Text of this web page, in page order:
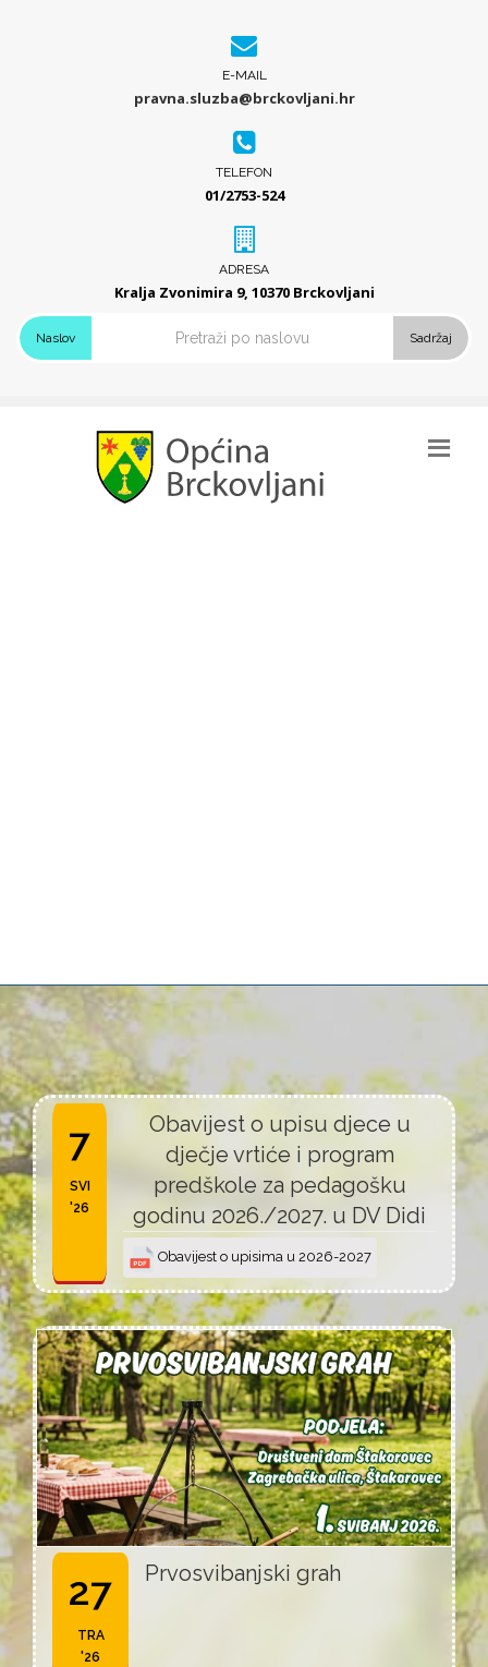
E-MAIL
pravna.sluzba@brckovljani.hr
TELEFON
01/2753-524
ADRESA
Kralja Zvonimira 9, 10370 Brckovljani
Naslov Sadržaj
7
SVI
'26
Obavijest o upisu djece u
dječje vrtiće i program
predškole za pedagošku
godinu 2026./2027. u DV Didi
Obavijest o upisima u 2026-2027
27
TRA
'26
Prvosvibanjski grah